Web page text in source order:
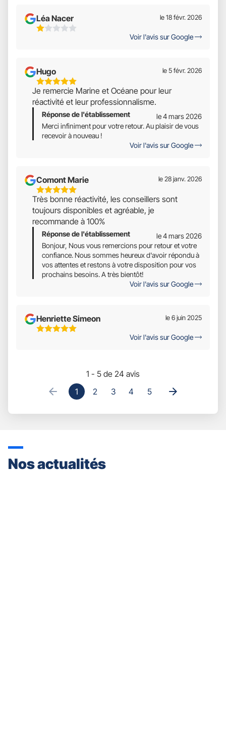
Léa Nacer
1
le 18 févr. 2026
Voir l'avis sur Google
Hugo
5
Étoiles
Sur
le 5 févr. 2026
Je remercie Marine et Océane pour leur
réactivité et leur professionnalisme.
Réponse de l'établissement
le 4 mars 2026
Merci infiniment pour votre retour. Au plaisir de vous
recevoir à nouveau !
Voir l'avis sur Google
Comont Marie
5
Étoiles
Sur
5
le 28 janv. 2026
Très bonne réactivité, les conseillers sont
toujours disponibles et agréable, je
recommande à 100%
Réponse de l'établissement
le 4 mars 2026
Bonjour, Nous vous remercions pour retour et votre
confiance. Nous sommes heureux d'avoir répondu à
vos attentes et restons à votre disposition pour vos
prochains besoins. A très bientôt!
Voir l'avis sur Google
Henriette Simeon
5
le 6 juin 2025
Voir l'avis sur Google
1 - 5 de 24 avis
1
2 3 4 5
Nos actualités